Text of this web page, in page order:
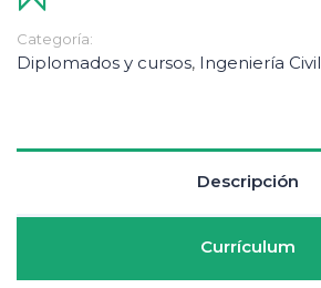
Categoría:
Diplomados y cursos, Ingeniería Civil
Descripción
Currículum